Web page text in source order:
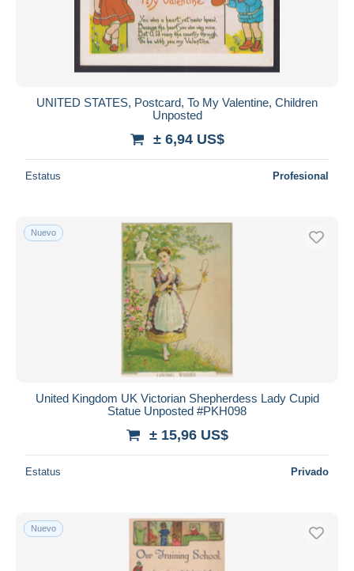
UNITED STATES, Postcard, To My Valentine, Children
Unposted
± 6,94 US$
Estatus Profesional
Nuevo
United Kingdom UK Victorian Shepherdess Lady Cupid
Statue Unposted #PKH098
± 15,96 US$
Estatus Privado
Nuevo